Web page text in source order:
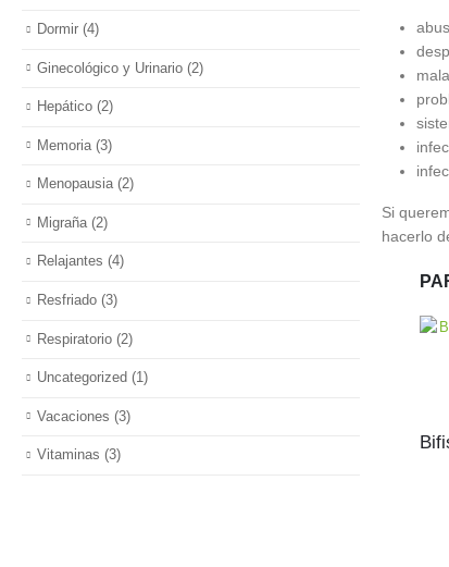
Si
hacerlo
Dormir (4)
Ginecológico y Urinario (2)
Hepático (2)
Memoria (3)
Menopausia(2)
Migraña (2)
Relajantes (4)
Resfriado (3)
Respiratorio (2)
Uncategorized (1)
Vacaciones (3)
Vitaminas (3)